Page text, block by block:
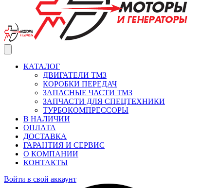
КАТАЛОГ
ДВИГАТЕЛИ ТМЗ
КОРОБКИ ПЕРЕДАЧ
ЗАПАСНЫЕ ЧАСТИ ТМЗ
ЗАПЧАСТИ ДЛЯ СПЕЦТЕХНИКИ
ТУРБОКОМПРЕССОРЫ
В НАЛИЧИИ
ОПЛАТА
ДОСТАВКА
ГАРАНТИЯ И СЕРВИС
О КОМПАНИИ
КОНТАКТЫ
Войти в свой аккаунт